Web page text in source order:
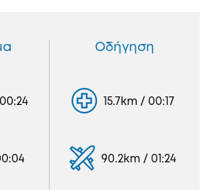
Οδήγηση
15.7km / 00:17
90.2km / 01:24